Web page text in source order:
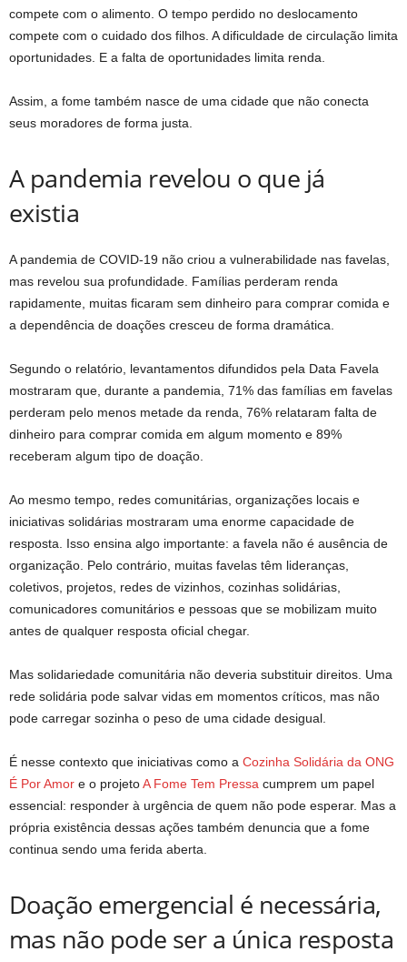
compete com o alimento. O tempo perdido no deslocamento
compete com o cuidado dos filhos. A dificuldade de circulação limita
oportunidades. E a falta de oportunidades limita renda.
Assim, a fome também nasce de uma cidade que não conecta
seus moradores de forma justa.
A pandemia revelou o que já
existia
A pandemia de COVID-19 não criou a vulnerabilidade nas favelas,
mas revelou sua profundidade. Famílias perderam renda
rapidamente, muitas ficaram sem dinheiro para comprar comida e
a dependência de doações cresceu de forma dramática.
Segundo o relatório, levantamentos difundidos pela Data Favela
mostraram que, durante a pandemia, 71% das famílias em favelas
perderam pelo menos metade da renda, 76% relataram falta de
dinheiro para comprar comida em algum momento e 89%
receberam algum tipo de doação.
Ao mesmo tempo, redes comunitárias, organizações locais e
iniciativas solidárias mostraram uma enorme capacidade de
resposta. Isso ensina algo importante: a favela não é ausência de
organização. Pelo contrário, muitas favelas têm lideranças,
coletivos, projetos, redes de vizinhos, cozinhas solidárias,
comunicadores comunitários e pessoas que se mobilizam muito
antes de qualquer resposta oficial chegar.
Mas solidariedade comunitária não deveria substituir direitos. Uma
rede solidária pode salvar vidas em momentos críticos, mas não
pode carregar sozinha o peso de uma cidade desigual.
É nesse contexto que iniciativas como a Cozinha Solidária da ONG
É Por Amor e o projetoA Fome Tem Pressa cumprem um papel
essencial: responder à urgência de quem não pode esperar. Mas a
própria existência dessas ações também denuncia que a fome
continua sendo uma ferida aberta.
Doação emergencial é necessária,
mas não pode ser a única resposta